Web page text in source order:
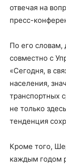
отвечая на
пресс-
По его словам,
совместно с
«Сегодня, в
населения,
транспортных
не только
тенденция
Кроме того,
каждым годом